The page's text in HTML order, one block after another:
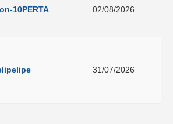
10PERTA 02/08/2026
31/07/2026